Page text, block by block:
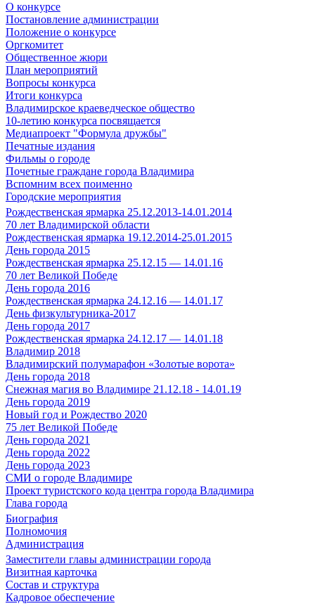
О конкурсе
Постановление администрации
Положение о конкурсе
Оргкомитет
Общественное жюри
План мероприятий
Вопросы конкурса
Итоги конкурса
Владимирское краеведческое общество
10-летию конкурса посвящается
Медиапроект "Формула дружбы"
Печатные издания
Фильмы о городе
Почетные граждане города Владимира
Вспомним всех поименно
Городские мероприятия
Рождественская ярмарка 25.12.2013-14.01.2014
70 лет Владимирской области
Рождественская ярмарка 19.12.2014-25.01.2015
День города 2015
Рождественская ярмарка 25.12.15 — 14.01.16
70 лет Великой Победе
День города 2016
Рождественская ярмарка 24.12.16 — 14.01.17
День физкультурника-2017
День города 2017
Рождественская ярмарка 24.12.17 — 14.01.18
Владимир 2018
Владимирский полумарафон «Золотые ворота»
День города 2018
Снежная магия во Владимире 21.12.18 - 14.01.19
День города 2019
Новый год и Рождество 2020
75 лет Великой Победе
День города 2021
День города 2022
День города 2023
СМИ о городе Владимире
Проект туристского кода центра города Владимира
Глава города
Биография
Полномочия
Администрация
Заместители главы администрации города
Визитная карточка
Состав и структура
Кадровое обеспечение